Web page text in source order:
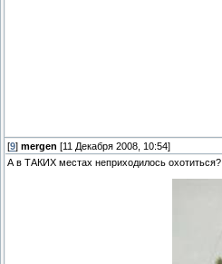
[9] mergen [11 Декабря 2008, 10:54]
А в ТАКИХ местах неприходилось охотиться?